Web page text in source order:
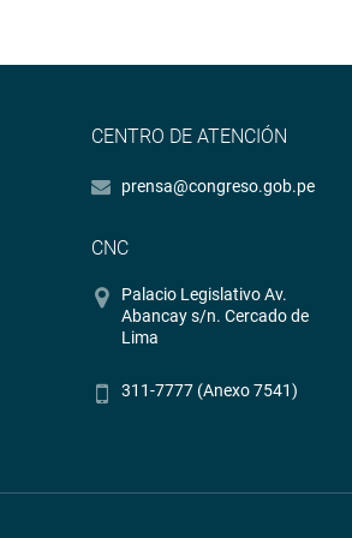
CENTRO DE ATENCIÓN
prensa@congreso.gob.pe
CNC
Palacio Legislativo Av.
Abancay s/n. Cercado de
Lima
311-7777 (Anexo 7541)